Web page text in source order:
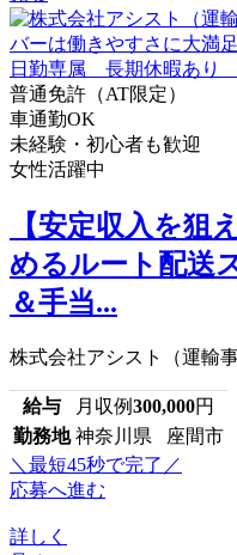
普通免許（AT限定）
車通勤OK
未経験・初心者も歓迎
女性活躍中
【安定収入を狙
めるルート配送
＆手当...
株式会社アシスト（運輸事
給与 月収例300,000円
勤務地 神奈川県 座間市
＼最短45秒で完了／
応募へ進む
詳しく